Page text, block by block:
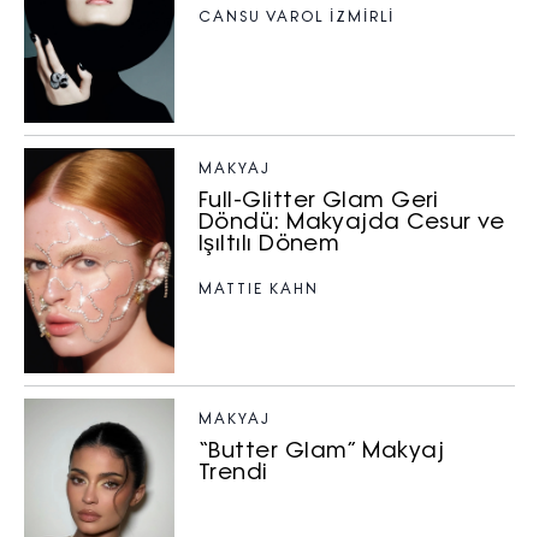
CANSU VAROL İZMİRLİ
MAKYAJ
Full-Glitter Glam Geri
Döndü: Makyajda Cesur ve
Işıltılı Dönem
MATTIE KAHN
MAKYAJ
“Butter Glam” Makyaj
Trendi